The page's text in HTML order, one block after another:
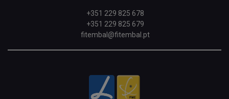
+351 229 825 678
+351 229 825 679
fitembal@fitembal.pt